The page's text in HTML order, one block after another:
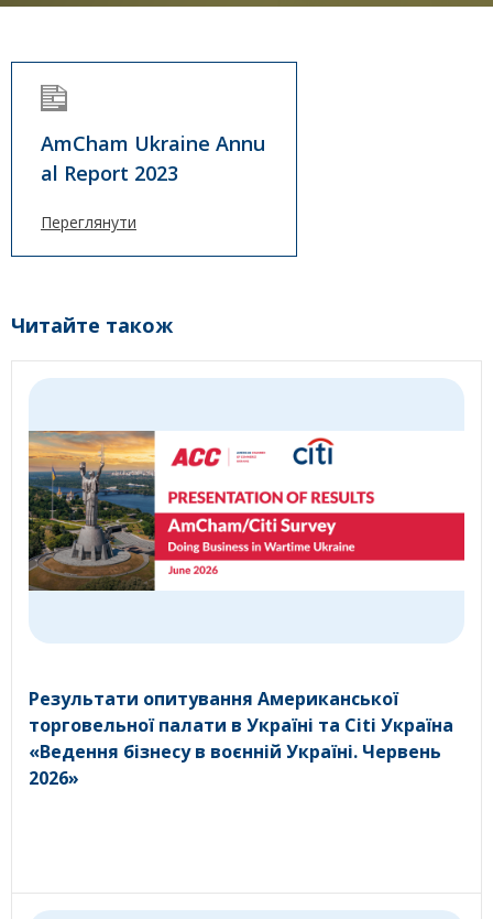
AmCham Ukraine Annu
al Report 2023
Переглянути
Читайте також
Результати опитування Американської
торговельної палати в Україні та Citi Україна
«Ведення бізнесу в воєнній Україні. Червень
2026»